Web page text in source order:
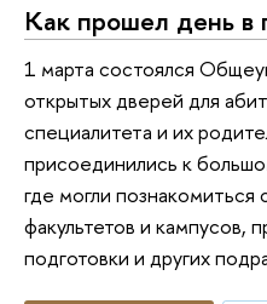
Как прошел день в
1 марта состоялся
открытых дверей для
специалитета и их
присоединились к
где могли
факультетов и кампусов,
подготовки и других